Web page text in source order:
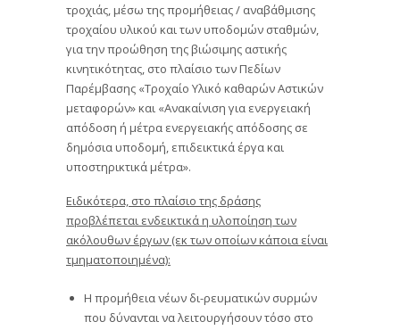
τροχιάς, μέσω της προμήθειας / αναβάθμισης
τροχαίου υλικού και των υποδομών σταθμών,
για την προώθηση της βιώσιμης αστικής
κινητικότητας, στο πλαίσιο των Πεδίων
Παρέμβασης «Τροχαίο Υλικό καθαρών Αστικών
μεταφορών» και «Ανακαίνιση για ενεργειακή
απόδοση ή μέτρα ενεργειακής απόδοσης σε
δημόσια υποδομή, επιδεικτικά έργα και
υποστηρικτικά μέτρα».
Ειδικότερα, στο πλαίσιο της δράσης
προβλέπεται ενδεικτικά η υλοποίηση των
ακόλουθων έργων (εκ των οποίων κάποια είναι
τμηματοποιημένα):
Η προμήθεια νέων δι-ρευματικών συρμών
που δύνανται να λειτουργήσουν τόσο στο